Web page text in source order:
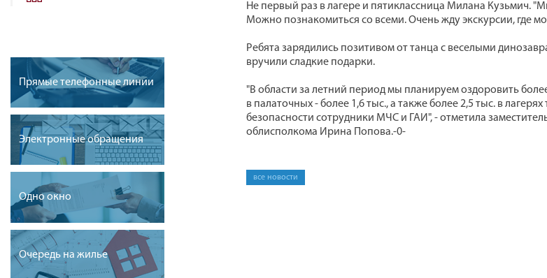
Прямые телефонные линии
Электронные обращения
Одно окно
Очередь на жилье
Не первый раз в лагере и пятиклассница Милана Кузьмич.
Можно познакомиться со всеми. Очень жду экскурсии, где
Ребята зарядились позитивом от танца с веселыми
вручили сладкие подарки.
"В области за летний период мы планируем оздоровить
в палаточных - более 1,6 тыс., а также более 2,5 тыс. в
безопасности сотрудники МЧС и ГАИ", - отметила
облисполкома Ирина Попова.-0-
все новости